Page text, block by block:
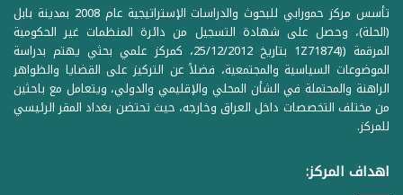
تأسس مركز حمورابي للبحوث والدراسات الإستراتيجية عام 2008 بمدينة بابل
(الحلة)، وحصل على شهادة التسجيل من دائرة المنظمات غير الحكومية
المرقمة ((1Z71874 بتاريخ 25/12/2012، كمركز علمي بحثي يهتم بدراسة
الموضوعات السياسية والمجتمعية، فضلاً عن التركيز على القضايا والظواهر
الراهنة والمحتملة في الشأن المحلي والإقليمي والدولي، ويتعامل مع باحثين
من مختلف التخصصات داخل العراق وخارجه، حيث تحتضن بغداد المقر الرئيسي
للمركز.
اهداف المركز: